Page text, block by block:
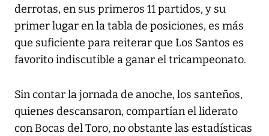
derrotas, en sus primeros 11 partidos, y su
primer lugar en la tabla de posiciones, es más
que suficiente para reiterar que Los Santos es
favorito indiscutible a ganar el tricampeonato.
Sin contar la jornada de anoche, los santeños,
quienes descansaron, compartían el liderato
con Bocas del Toro, no obstante las estadísticas